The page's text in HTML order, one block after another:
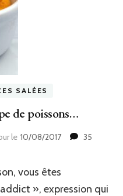
SALÉES
de poissons…
le 10/08/2017
35
vous êtes
», expression qui